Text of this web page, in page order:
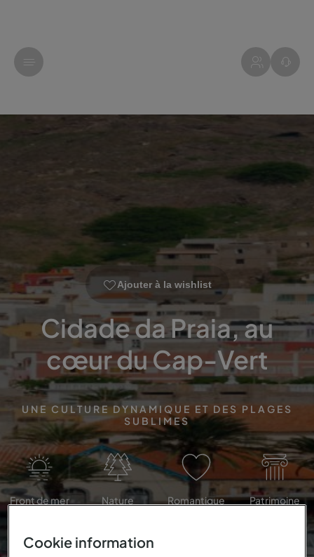
Ajouter à la wishlist
Cidade da Praia, au
cœur du Cap-Vert
UNE CULTURE DYNAMIQUE ET DES PLAGES
SUBLIMES
Front de mer Nature Romantique Patrimoine
Cookie information